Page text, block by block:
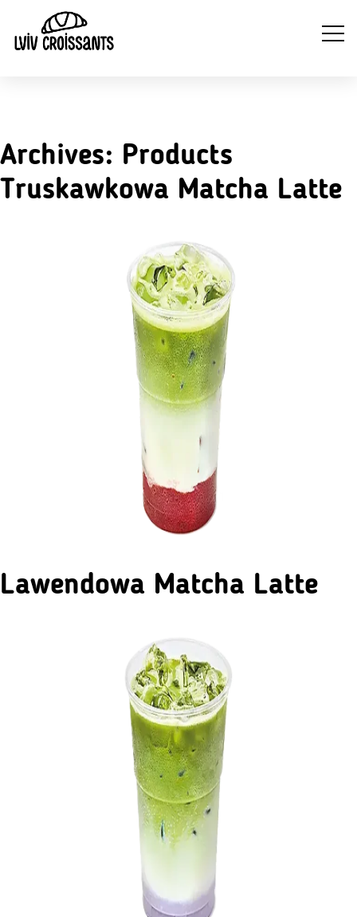
WYTRAWNE
CROISSANTY
SŁODKIE
CROISSANTY
Archives: Products
Truskawkowa Matcha Latte
Lawendowa Matcha Latte